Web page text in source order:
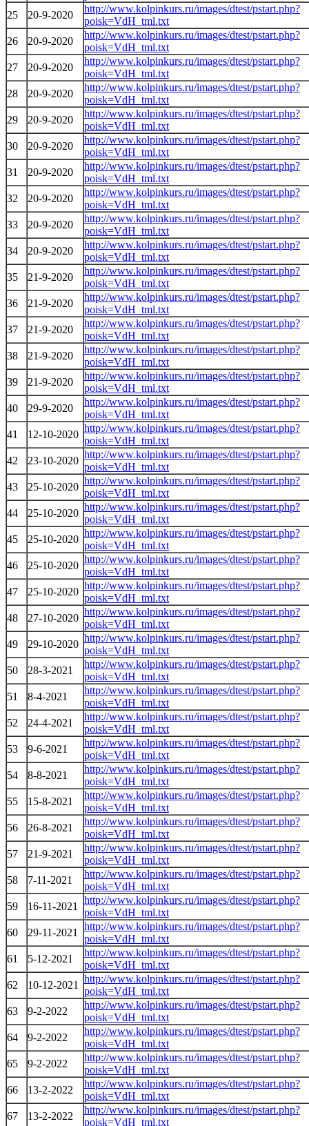
25
20-9-2020
http://www.kolpinkurs.ru/images/dtest/pstart.php?
poisk=VdH_tml.txt
26
20-9-2020
http://www.kolpinkurs.ru/images/dtest/pstart.php?
poisk=VdH_tml.txt
27
20-9-2020
http://www.kolpinkurs.ru/images/dtest/pstart.php?
poisk=VdH_tml.txt
28
20-9-2020
http://www.kolpinkurs.ru/images/dtest/pstart.php?
poisk=VdH_tml.txt
29
20-9-2020
http://www.kolpinkurs.ru/images/dtest/pstart.php?
poisk=VdH_tml.txt
30
20-9-2020
http://www.kolpinkurs.ru/images/dtest/pstart.php?
poisk=VdH_tml.txt
31
20-9-2020
http://www.kolpinkurs.ru/images/dtest/pstart.php?
poisk=VdH_tml.txt
32
20-9-2020
http://www.kolpinkurs.ru/images/dtest/pstart.php?
poisk=VdH_tml.txt
33
20-9-2020
http://www.kolpinkurs.ru/images/dtest/pstart.php?
poisk=VdH_tml.txt
34
20-9-2020
http://www.kolpinkurs.ru/images/dtest/pstart.php?
poisk=VdH_tml.txt
35
21-9-2020
http://www.kolpinkurs.ru/images/dtest/pstart.php?
poisk=VdH_tml.txt
36
21-9-2020
http://www.kolpinkurs.ru/images/dtest/pstart.php?
poisk=VdH_tml.txt
37
21-9-2020
http://www.kolpinkurs.ru/images/dtest/pstart.php?
poisk=VdH_tml.txt
38
21-9-2020
http://www.kolpinkurs.ru/images/dtest/pstart.php?
poisk=VdH_tml.txt
39
21-9-2020
http://www.kolpinkurs.ru/images/dtest/pstart.php?
poisk=VdH_tml.txt
40
29-9-2020
http://www.kolpinkurs.ru/images/dtest/pstart.php?
poisk=VdH_tml.txt
41
12-10-2020
http://www.kolpinkurs.ru/images/dtest/pstart.php?
poisk=VdH_tml.txt
42
23-10-2020
http://www.kolpinkurs.ru/images/dtest/pstart.php?
poisk=VdH_tml.txt
43
25-10-2020
http://www.kolpinkurs.ru/images/dtest/pstart.php?
poisk=VdH_tml.txt
44
25-10-2020
http://www.kolpinkurs.ru/images/dtest/pstart.php?
poisk=VdH_tml.txt
45
25-10-2020
http://www.kolpinkurs.ru/images/dtest/pstart.php?
poisk=VdH_tml.txt
46
25-10-2020
http://www.kolpinkurs.ru/images/dtest/pstart.php?
poisk=VdH_tml.txt
47
25-10-2020
http://www.kolpinkurs.ru/images/dtest/pstart.php?
poisk=VdH_tml.txt
48
27-10-2020
http://www.kolpinkurs.ru/images/dtest/pstart.php?
poisk=VdH_tml.txt
49
29-10-2020
http://www.kolpinkurs.ru/images/dtest/pstart.php?
poisk=VdH_tml.txt
50
28-3-2021
http://www.kolpinkurs.ru/images/dtest/pstart.php?
poisk=VdH_tml.txt
51
8-4-2021
http://www.kolpinkurs.ru/images/dtest/pstart.php?
poisk=VdH_tml.txt
52
24-4-2021
http://www.kolpinkurs.ru/images/dtest/pstart.php?
poisk=VdH_tml.txt
53
9-6-2021
http://www.kolpinkurs.ru/images/dtest/pstart.php?
poisk=VdH_tml.txt
54
8-8-2021
http://www.kolpinkurs.ru/images/dtest/pstart.php?
poisk=VdH_tml.txt
55
15-8-2021
http://www.kolpinkurs.ru/images/dtest/pstart.php?
poisk=VdH_tml.txt
56
26-8-2021
http://www.kolpinkurs.ru/images/dtest/pstart.php?
poisk=VdH_tml.txt
57
21-9-2021
http://www.kolpinkurs.ru/images/dtest/pstart.php?
poisk=VdH_tml.txt
58
7-11-2021
http://www.kolpinkurs.ru/images/dtest/pstart.php?
poisk=VdH_tml.txt
59
16-11-2021
http://www.kolpinkurs.ru/images/dtest/pstart.php?
poisk=VdH_tml.txt
60
29-11-2021
http://www.kolpinkurs.ru/images/dtest/pstart.php?
poisk=VdH_tml.txt
61
5-12-2021
http://www.kolpinkurs.ru/images/dtest/pstart.php?
poisk=VdH_tml.txt
62
10-12-2021
http://www.kolpinkurs.ru/images/dtest/pstart.php?
poisk=VdH_tml.txt
63
9-2-2022
http://www.kolpinkurs.ru/images/dtest/pstart.php?
poisk=VdH_tml.txt
64
9-2-2022
http://www.kolpinkurs.ru/images/dtest/pstart.php?
poisk=VdH_tml.txt
65
9-2-2022
http://www.kolpinkurs.ru/images/dtest/pstart.php?
poisk=VdH_tml.txt
66
13-2-2022
http://www.kolpinkurs.ru/images/dtest/pstart.php?
poisk=VdH_tml.txt
67
13-2-2022
http://www.kolpinkurs.ru/images/dtest/pstart.php?
poisk=VdH_tml.txt